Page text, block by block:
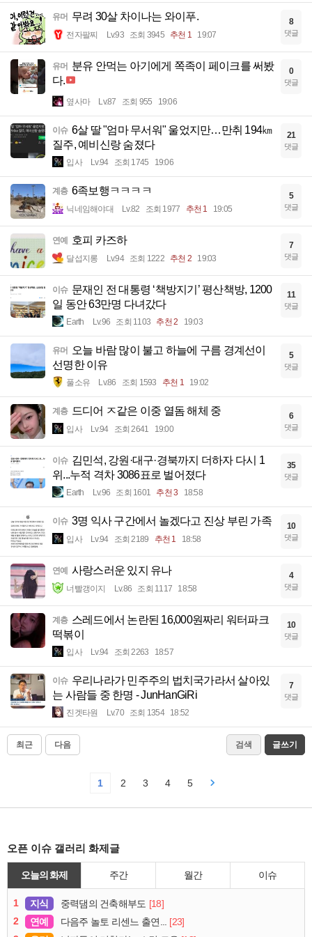
유머 무려 30살 차이나는 와이푸.
전자팔찌 Lv.93 조회 3945 추천 1 19:07
8
댓글
유머 분유 안먹는 아기에게 쪽족이 페이크를 써봤
다.
옆사마 Lv.87 조회 955 19:06
0
댓글
이슈 6살 딸 "엄마 무서워" 울었지만…만취 194㎞
질주, 예비신랑 숨졌다
입사 Lv.94 조회 1745 19:06
21
댓글
계층 6족보행ㅋㅋㅋㅋ
닉네임해야대 Lv.82 조회 1977 추천 1 19:05
5
댓글
연예 호피 카즈하
달섭지롱 Lv.94 조회 1222 추천 2 19:03
7
댓글
이슈 문재인 전 대통령 ‘책방지기’ 평산책방, 1200
일 동안 63만명 다녀갔다
Earth Lv.96 조회 1103 추천 2 19:03
11
댓글
유머 오늘 바람 많이 불고 하늘에 구름 경계선이
선명한 이유
풀소유 Lv.86 조회 1593 추천 1 19:02
5
댓글
계층 드디어 ㅈ같은 이중 열돔 해체 중
입사 Lv.94 조회 2641 19:00
6
댓글
이슈 김민석, 강원·대구·경북까지 더하자 다시 1
위...누적 격차 3086표로 벌어졌다
Earth Lv.96 조회 1601 추천 3 18:58
35
댓글
이슈 3명 익사 구간에서 놀겠다고 진상 부린 가족
입사 Lv.94 조회 2189 추천 1 18:58
10
댓글
연예 사랑스러운 있지 유나
너빨갱이지 Lv.86 조회 1117 18:58
4
댓글
계층 스레드에서 논란된 16,000원짜리 워터파크
떡볶이
입사 Lv.94 조회 2263 18:57
10
댓글
이슈 우리나라가 민주주의 법치국가라서 살아있
는 사람들 중 한명 - JunHanGiRi
진겟타원 Lv.70 조회 1354 18:52
7
댓글
최근 다음 검색 글쓰기
1 2 3 4 5
오픈 이슈 갤러리 화제글
오늘의 화제 주간 월간 이슈
1 지식 중력댐의 건축해부도 [18]
2
연예 다음주 놀토 리센느 출연...
[23]